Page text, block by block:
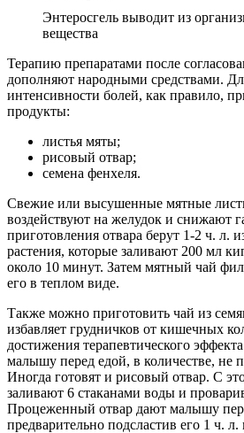
Энтеросгель выводит из
вещества
Терапию препаратами после
дополняют народными средствами.
интенсивности болей, как правило,
продукты:
листья мяты;
рисовый отвар;
семена фенхеля.
Свежие или высушенные мятные
воздействуют на желудок и снижают
приготовления отвара берут 1-2 ч. л.
растения, которые заливают 200 мл
около 10 минут. Затем мятный чай
его в теплом виде.
Также можно приготовить чай из
избавляет грудничков от кишечных
достижения терапевтического
малышу перед едой, в количестве,
Иногда готовят и рисовый отвар. С
заливают 6 стаканами воды и
Процеженный отвар дают малышу
предварительно подсластив его 1 ч. л.